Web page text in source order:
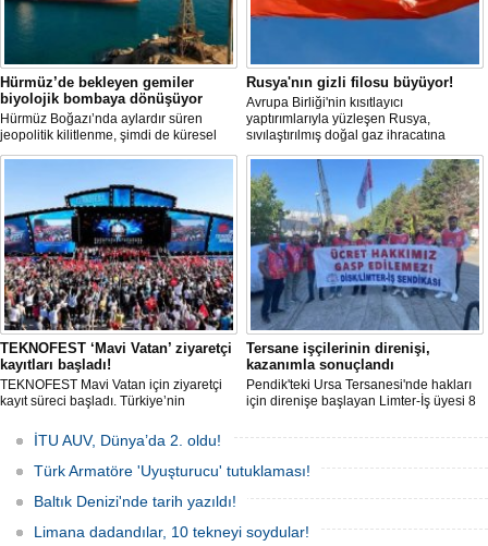
Hürmüz’de bekleyen gemiler
biyolojik bombaya dönüşüyor
Hürmüz Boğazı’nda aylardır süren
jeopolitik kilitlenme, şimdi de küresel
ölçekte bir çevre felaketinin kapısını
hareketsiz bekleyen binden fazla gemi,
istilacı deniz canlıları için devasa bir
üreme merkezine dönüşmüş durumda.
Rusya'nın gizli filosu büyüyor!
Avrupa Birliği'nin kısıtlayıcı
yaptırımlarıyla yüzleşen Rusya,
sıvılaştırılmış doğal gaz ihracatına
devam edebilmek için gizli bir filo
geliştiriyor.
TEKNOFEST ‘Mavi Vatan’ ziyaretçi
kayıtları başladı!
TEKNOFEST Mavi Vatan için ziyaretçi
kayıt süreci başladı. Türkiye’nin
odaklanan etkinliği, 20-23 Ağustos
tarihleri arasında Gölcük Tersanesi
Komutanlığı’nda gerçekleştirilecek.
Tersane işçilerinin direnişi,
kazanımla sonuçlandı
Pendik'teki Ursa Tersanesi'nde hakları
için direnişe başlayan Limter-İş üyesi 8
arabulucu görüşmesinde tüm
Sendika, sözlerin tutulmaması halinde
İTU AUV, Dünya’da 2. oldu!
Türk Armatöre 'Uyuşturucu' tutuklaması!
Baltık Denizi'nde tarih yazıldı!
Limana dadandılar, 10 tekneyi soydular!